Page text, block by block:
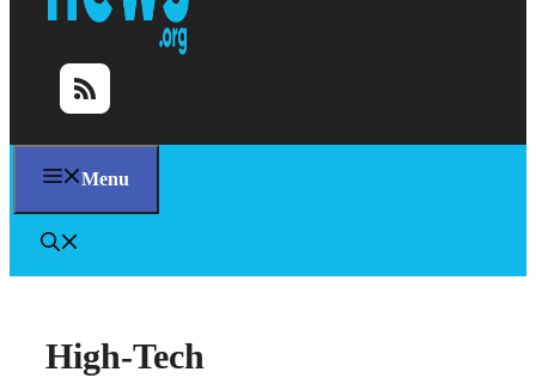
Menu
High-Tech